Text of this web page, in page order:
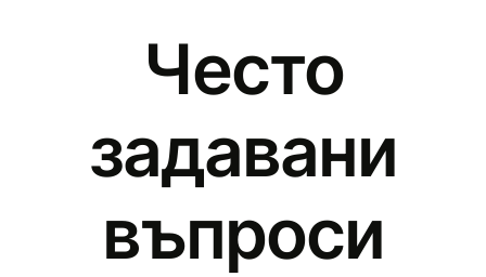
Често
задавани
въпроси